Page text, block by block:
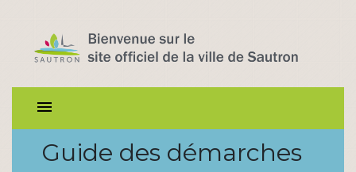
menu
Guide des démarches